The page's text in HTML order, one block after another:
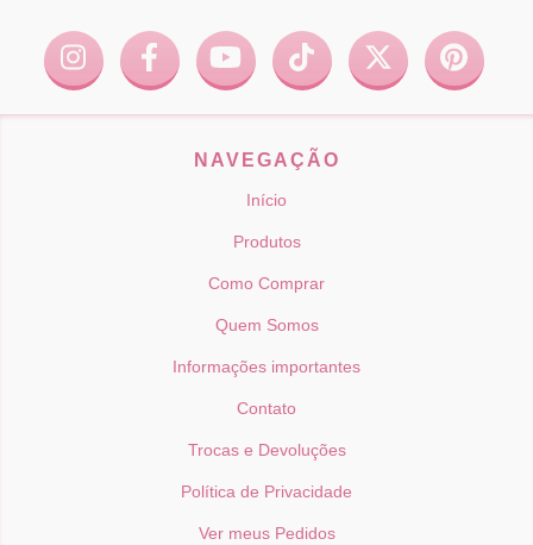
NAVEGAÇÃO
Início
Produtos
Como Comprar
Quem Somos
Informações importantes
Contato
Trocas e Devoluções
Política de Privacidade
Ver meus Pedidos